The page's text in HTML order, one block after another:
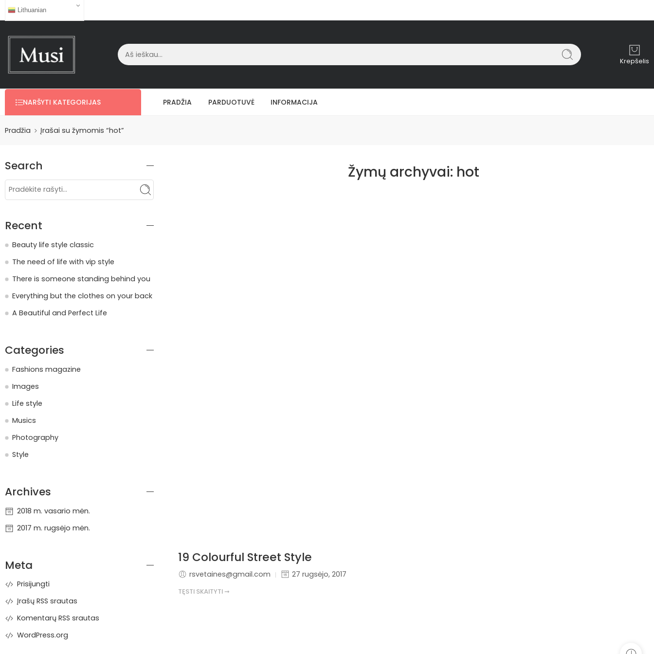
Lithuanian
Krepšelis
NARŠYTI KATEGORIJAS PRADŽIA PARDUOTUVĖ INFORMACIJA
Pradžia Įrašai su žymomis “hot”
Žymų archyvai: hot
19 Colourful Street Style
rsvetaines@gmail.com 27 rugsėjo, 2017
TĘSTI SKAITYTI ➞
Search
Recent
Beauty life style classic
The need of life with vip style
There is someone standing behind you
Everything but the clothes on your back
A Beautiful and Perfect Life
Categories
Fashions magazine
Images
Life style
Musics
Photography
Style
Archives
2018 m. vasario mėn.
2017 m. rugsėjo mėn.
Meta
Prisijungti
Įrašų RSS srautas
Komentarų RSS srautas
WordPress.org